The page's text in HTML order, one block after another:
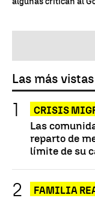
Las más vistas
CRISIS
Las
reparto de
límite de su
FAMILIA